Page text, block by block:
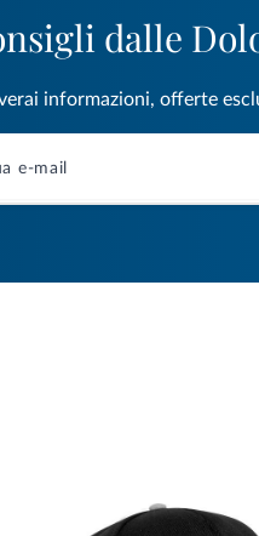
dalle
informazioni, offerte